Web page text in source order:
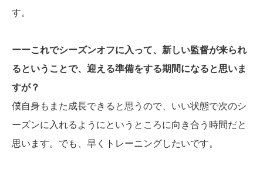
す。
ーーこれでシーズンオフに入って、新しい監督が来られ
るということで、迎える準備をする期間になると思いま
すが？
僕自身もまた成長できると思うので、いい状態で次のシ
ーズンに入れるようにというところに向き合う時間だと
思います。でも、早くトレーニングしたいです。